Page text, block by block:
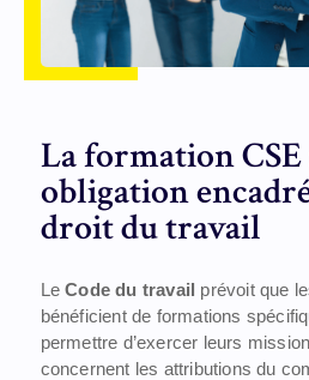
La formation CSE
obligation
droit du travail
LeCode du travail prévoit que
bénéficient de formations
permettre d’exercer leurs
concernent les attributions du